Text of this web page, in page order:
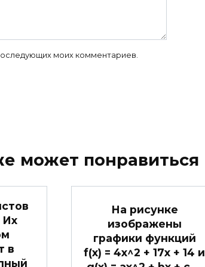
моих комментариев.
может понравиться
Их
в
На рисунке
изображены
графики функций
f(x) = 4x^2 + 17x + 14 и